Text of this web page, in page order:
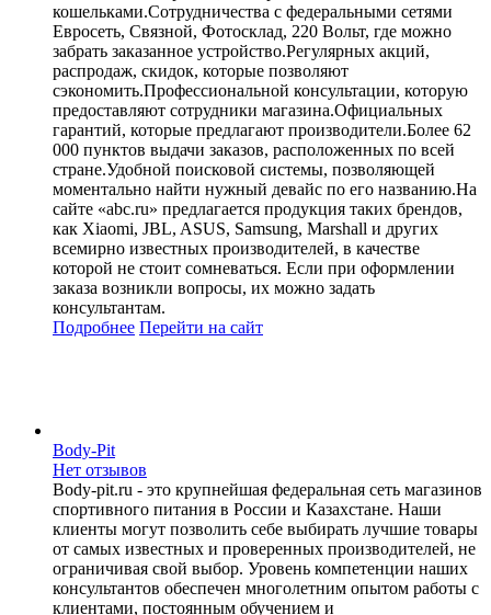
кошельками.Сотрудничества с федеральными сетями
Евросеть, Связной, Фотосклад, 220 Вольт, где можно
забрать заказанное устройство.Регулярных акций,
распродаж, скидок, которые позволяют
сэкономить.Профессиональной консультации, которую
предоставляют сотрудники магазина.Официальных
гарантий, которые предлагают производители.Более 62
000 пунктов выдачи заказов, расположенных по всей
стране.Удобной поисковой системы, позволяющей
моментально найти нужный девайс по его названию.На
сайте «abc.ru» предлагается продукция таких брендов,
как Xiaomi, JBL, ASUS, Samsung, Marshall и других
всемирно известных производителей, в качестве
которой не стоит сомневаться. Если при оформлении
заказа возникли вопросы, их можно задать
консультантам.
Подробнее Перейти на сайт
Body-Pit
Нет отзывов
Body-pit.ru - это крупнейшая федеральная сеть магазинов
спортивного питания в России и Казахстане. Наши
клиенты могут позволить себе выбирать лучшие товары
от самых известных и проверенных производителей, не
ограничивая свой выбор. Уровень компетенции наших
консультантов обеспечен многолетним опытом работы с
клиентами, постоянным обучением и